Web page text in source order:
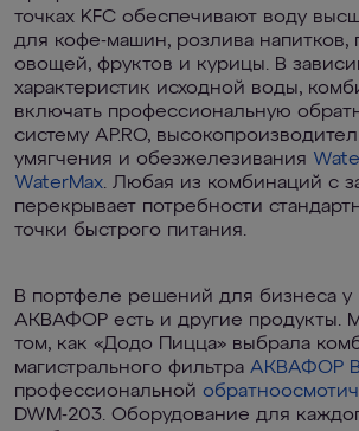
точках KFC обеспечивают воду
для кофе-машин, розлива напитков,
овощей, фруктов и курицы. В
характеристик исходной воды,
включать профессиональную
систему AP.RO,
умягчения и обезжелезивания
WaterMax. Любая из комбинаций с
перекрывает потребности
точки быстрого питания.
В портфеле решений для бизнеса у
АКВАФОР есть и другие продукты.
том, как «Додо Пицца» выбрала
магистрального фильтра АКВАФОР
профессиональной
DWM-203. Оборудование для